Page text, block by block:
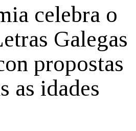
celebra o
Galegas
propostas
as idades